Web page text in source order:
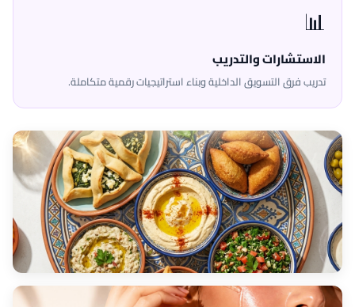
📊
الاستشارات والتدريب
تدريب فرق التسويق الداخلية وبناء استراتيجيات رقمية متكاملة.